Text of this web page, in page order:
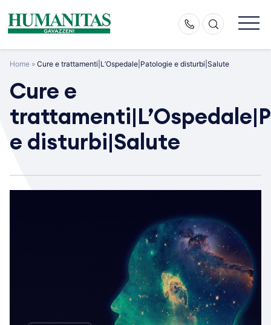
content
Home » Cure e trattamenti|L’Ospedale|Patologie e disturbi|Salute
Cure e
e disturbi|Salute